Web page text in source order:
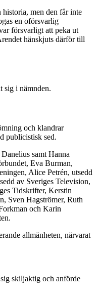
men den får inte
en oförsvarlig
försvarligt att peka ut
hänskjuts därför till
sig i nämnden.
och klandrar
publicistisk sed.
samt Hanna
Eva Burman,
Alice Petrén, utsedd
av Sveriges Television,
Tidskrifter, Kerstin
Sven Hagströmer, Ruth
och Karin
allmänheten, närvarat
skiljaktig och anförde